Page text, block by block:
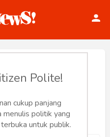
to reset your
Polite!
cukup panjang
politik yang
untuk publik.